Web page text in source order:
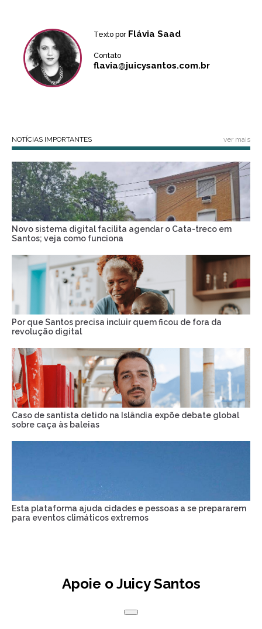
Texto por Flávia Saad
Contato
flavia@juicysantos.com.br
NOTÍCIAS IMPORTANTES ver mais
Novo sistema digital facilita agendar o Cata-treco em
Santos; veja como funciona
Por que Santos precisa incluir quem ficou de fora da
revolução digital
Caso de santista detido na Islândia expõe debate global
sobre caça às baleias
Esta plataforma ajuda cidades e pessoas a se prepararem
para eventos climáticos extremos
Apoie o Juicy Santos